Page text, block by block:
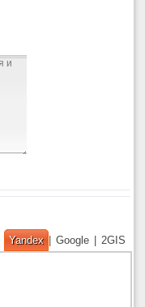
Yandex Google 2GIS